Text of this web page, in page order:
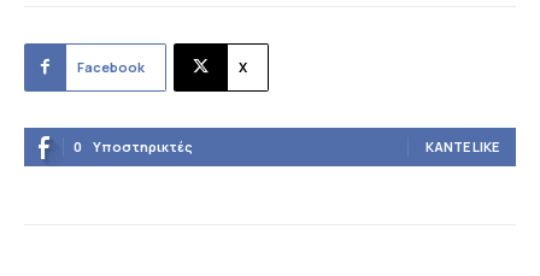
Facebook X
0 Υποστηρικτές ΚΆΝΤΕ LIKE